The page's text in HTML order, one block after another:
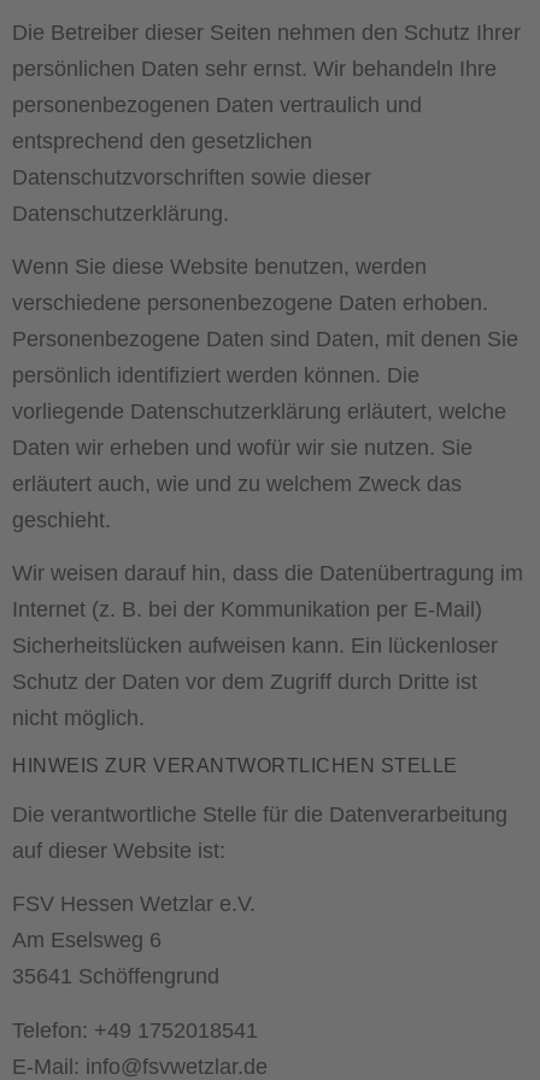
Die Betreiber dieser Seiten nehmen den Schutz Ihrer
persönlichen Daten sehr ernst. Wir behandeln Ihre
personenbezogenen Daten vertraulich und
entsprechend den gesetzlichen
Datenschutzvorschriften sowie dieser
Datenschutzerklärung.
Wenn Sie diese Website benutzen, werden
verschiedene personenbezogene Daten erhoben.
Personenbezogene Daten sind Daten, mit denen Sie
persönlich identifiziert werden können. Die
vorliegende Datenschutzerklärung erläutert, welche
Daten wir erheben und wofür wir sie nutzen. Sie
erläutert auch, wie und zu welchem Zweck das
geschieht.
Wir weisen darauf hin, dass die Datenübertragung im
Internet (z. B. bei der Kommunikation per E-Mail)
Sicherheitslücken aufweisen kann. Ein lückenloser
Schutz der Daten vor dem Zugriff durch Dritte ist
nicht möglich.
HINWEIS ZUR VERANTWORTLICHEN STELLE
Die verantwortliche Stelle für die Datenverarbeitung
auf dieser Website ist:
FSV Hessen Wetzlar e.V.
Am Eselsweg 6
35641 Schöffengrund
Telefon: +49 1752018541
E-Mail: info@fsvwetzlar.de